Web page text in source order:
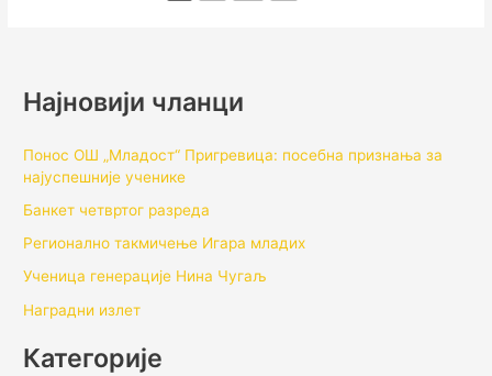
Најновији чланци
Понос ОШ „Младост“ Пригревица: посебна признања за
најуспешније ученике
Банкет четвртог разреда
Регионално такмичењe Игара младих
Ученица генерације Нина Чугаљ
Наградни излет
Категорије